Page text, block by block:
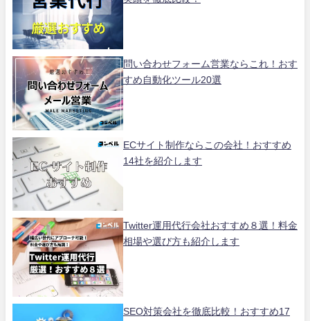
問い合わせフォーム営業ならこれ！おす
すめ自動化ツール20選
ECサイト制作ならこの会社！おすすめ
14社を紹介します
Twitter運用代行会社おすすめ８選！料金
相場や選び方も紹介します
SEO対策会社を徹底比較！おすすめ17